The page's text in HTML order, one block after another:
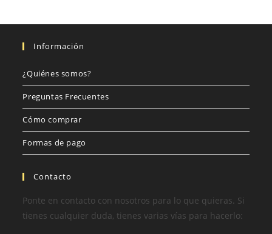
Información
¿Quiénes somos?
Preguntas Frecuentes
Cómo comprar
Formas de pago
Contacto
Ponte en contacto con nosotros para lo que quieras. Si
tienes cualquier duda, tienes varias vías para hacerlo: